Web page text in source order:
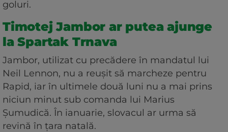
goluri.
Timotej Jambor ar putea ajunge
la Spartak Trnava
Jambor, utilizat cu precădere în mandatul lui
Neil Lennon, nu a reușit să marcheze pentru
Rapid, iar în ultimele două luni nu a mai prins
niciun minut sub comanda lui Marius
Șumudică. În ianuarie, slovacul ar urma să
revină în țara natală.